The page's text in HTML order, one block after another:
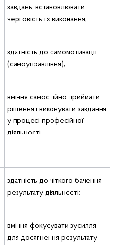
завдань, встановлювати
черговість їх виконання;
здатність до самомотивації
(самоуправління);
вміння самостійно приймати
рішення i виконувати завдання
у процесі професійної
діяльності
здатність до чіткого бачення
результату діяльності;
вміння фокусувати зусилля
для досягнення результату